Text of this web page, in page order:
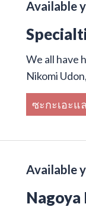
Available
We all have
Nikomi
ซะกะเอะแ
Available